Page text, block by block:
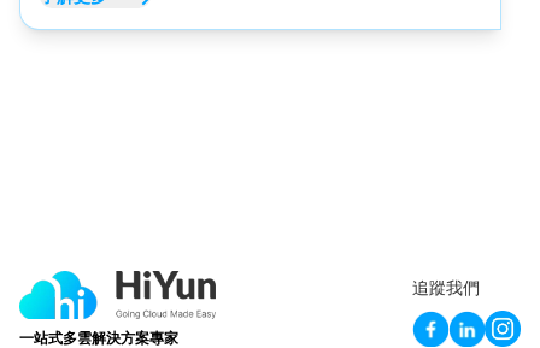
一站式多雲解決方案專家
追蹤我們